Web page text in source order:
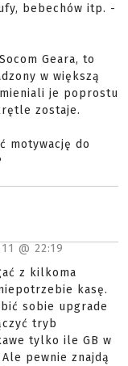
bebechów itp. -
Geara, to
w większą
je poprostu
zostaje.
motywację do
@ 22:19
z kilkoma
kasę.
sobie upgrade
tryb
tylko ile GB w
pewnie znajdą